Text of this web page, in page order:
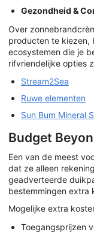
Gezondheid &
Over
producten te kiezen,
ecosystemen die je
rifvriendelijke opties
Stream2Sea
Ruwe elementen
Sun Bum Mineral
Budget
Een van de meest
dat ze alleen
geadverteerde
bestemmingen extra
Mogelijke extra
Toegangsprijzen